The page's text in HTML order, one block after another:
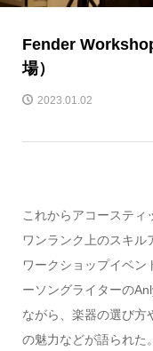
Fender
場）
2023.01.02
これからアコースティ
ワンランク上のスキル
ワークショップイベン
ーソングライターの
ながら、楽器の選び方
の魅力などが語られた